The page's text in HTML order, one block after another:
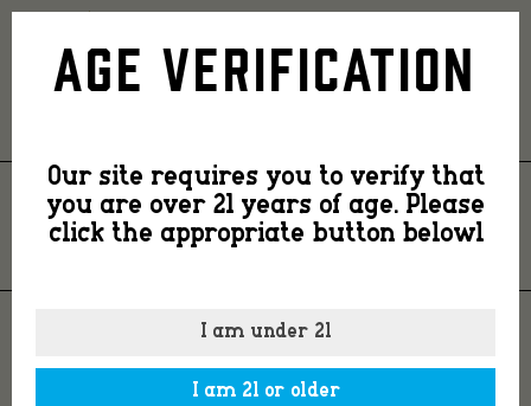
img_2488
IMG_2488
Age Verification
Our site requires you to verify that
you are over 21 years of age. Please
click the appropriate button belowl
I am under 21
I am 21 or older